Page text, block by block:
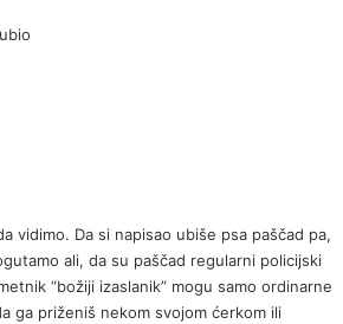
vidimo. Da si napisao ubiše psa paščad pa,
ali, da su paščad regularni policijski
“božiji izaslanik” mogu samo ordinarne
ga priženiš nekom svojom ćerkom ili